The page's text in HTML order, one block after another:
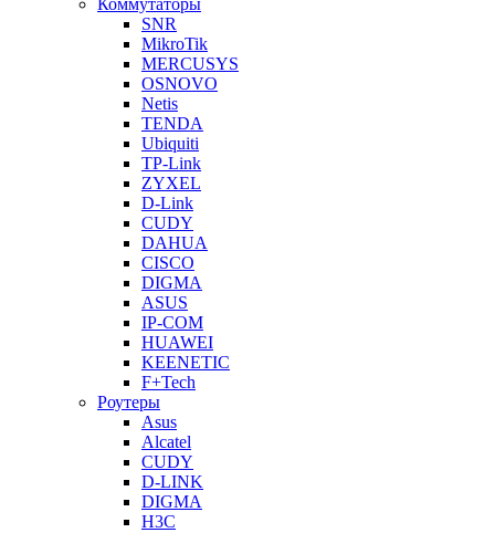
Коммутаторы
SNR
MikroTik
MERCUSYS
OSNOVO
Netis
TENDA
Ubiquiti
TP-Link
ZYXEL
D-Link
CUDY
DAHUA
CISCO
DIGMA
ASUS
IP-COM
HUAWEI
KEENETIC
F+Tech
Роутеры
Asus
Alcatel
CUDY
D-LINK
DIGMA
H3C